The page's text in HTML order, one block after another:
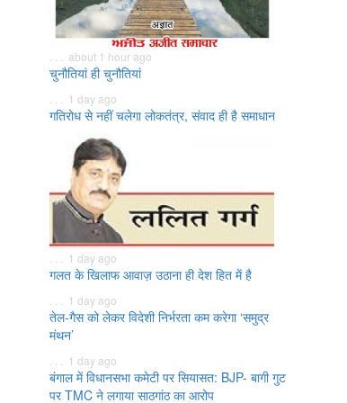
. . . about 1 hour ago
चुनौतियां ही चुनौतियां
. . . 1 day ago
गतिरोध से नहीं चलेगा लोकतंत्र, संवाद ही है समाधान
. . . 1 day ago
गलत के खिलाफ आवाज़ उठाना ही देश हित में है
. . . 1 day ago
तेल-गैस को लेकर विदेशी निर्भरता कम करेगा ‘समुद्र
मंथन’
. . . 1 day ago
बंगाल में विधानसभा कमेटी पर सियासत: BJP- बागी गुट
पर TMC ने लगाया साठगांठ का आरोप